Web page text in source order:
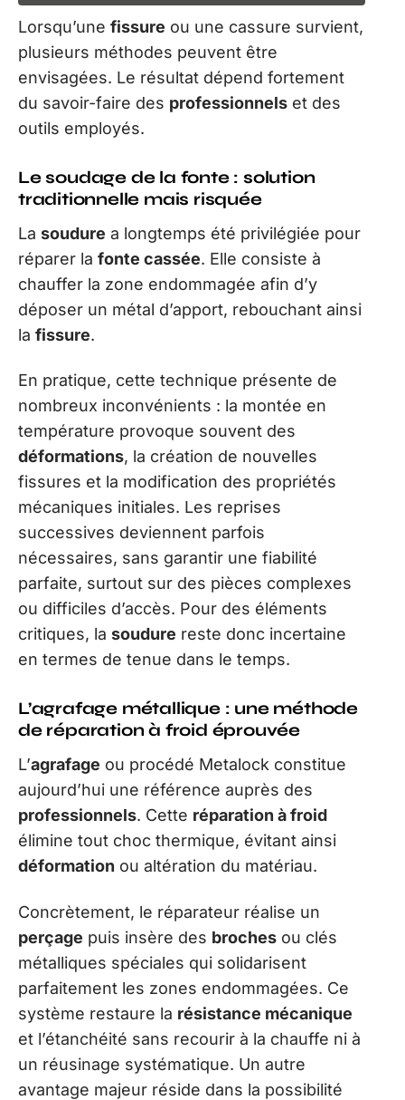
Lorsqu’une fissure ou une cassure survient,
plusieurs méthodes peuvent être
envisagées. Le résultat dépend fortement
du savoir-faire des professionnels et des
outils employés.
Le soudage de la fonte : solution
traditionnelle mais risquée
La soudure a longtemps été privilégiée pour
réparer la fonte cassée. Elle consiste à
chauffer la zone endommagée afin d’y
déposer un métal d’apport, rebouchant ainsi
la fissure.
En pratique, cette technique présente de
nombreux inconvénients : la montée en
température provoque souvent des
déformations, la création de nouvelles
fissures et la modification des propriétés
mécaniques initiales. Les reprises
successives deviennent parfois
nécessaires, sans garantir une fiabilité
parfaite, surtout sur des pièces complexes
ou difficiles d’accès. Pour des éléments
critiques, la soudure reste donc incertaine
en termes de tenue dans le temps.
L’agrafage métallique : une méthode
de réparation à froid éprouvée
L’agrafage ou procédé Metalock constitue
aujourd’hui une référence auprès des
professionnels. Cette réparation à froid
élimine tout choc thermique, évitant ainsi
déformation ou altération du matériau.
Concrètement, le réparateur réalise un
perçage puis insère des broches ou clés
métalliques spéciales qui solidarisent
parfaitement les zones endommagées. Ce
système restaure la résistance mécanique
et l’étanchéité sans recourir à la chauffe ni à
un réusinage systématique. Un autre
avantage majeur réside dans la possibilité